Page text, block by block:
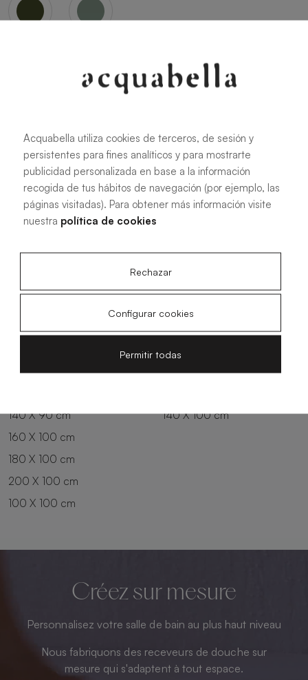
Toutes les dimensions
100 X 70 cm
100 X 90 cm
140 X 90 cm
180 X 90 cm
200 X 90 cm
140 X 100 cm
160 X 100 cm
180 X 100 cm
200 X 100 cm
100 X 100 cm
Créez sur mesure
Personnalisez votre salle de bain au plus haut niveau
Nous fabriquons des receveurs de douche sur
mesure qui s'adaptent à tout espace.
Acquabella utiliza cookies de terceros, de sesión y
persistentes para fines analíticos y para mostrarte
publicidad personalizada en base a la información
recogida de tus hábitos de navegación (por ejemplo, las
páginas visitadas). Para obtener más información visite
nuestra política de cookies
Rechazar
Configurar cookies
Permitir todas